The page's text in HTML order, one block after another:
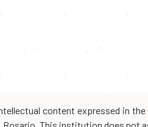
content expressed in